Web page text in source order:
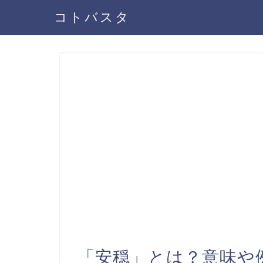
コトバスタ
「安穏」とは？意味